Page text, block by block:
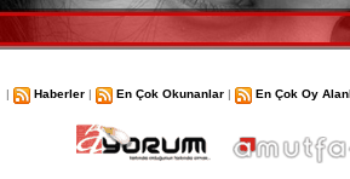
| Haberler | En Çok Okunanlar | En Çok Oy